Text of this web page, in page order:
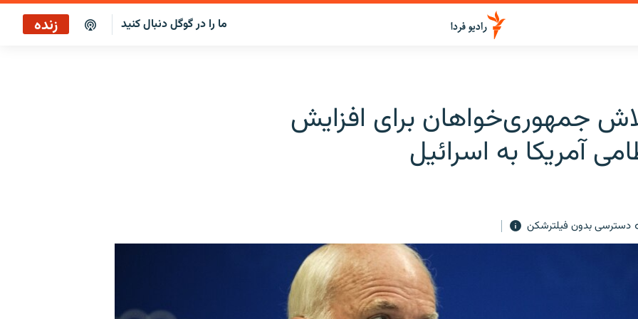
ما را در گوگل دنبال کنید زنده
جمهوری‌خواهان برای افزایش
آمریکا به اسرائیل
دسترسی بدون فیلترشکن